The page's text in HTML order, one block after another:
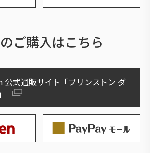
ご購入はこちら
公式通販サイト「プリンストン ダ